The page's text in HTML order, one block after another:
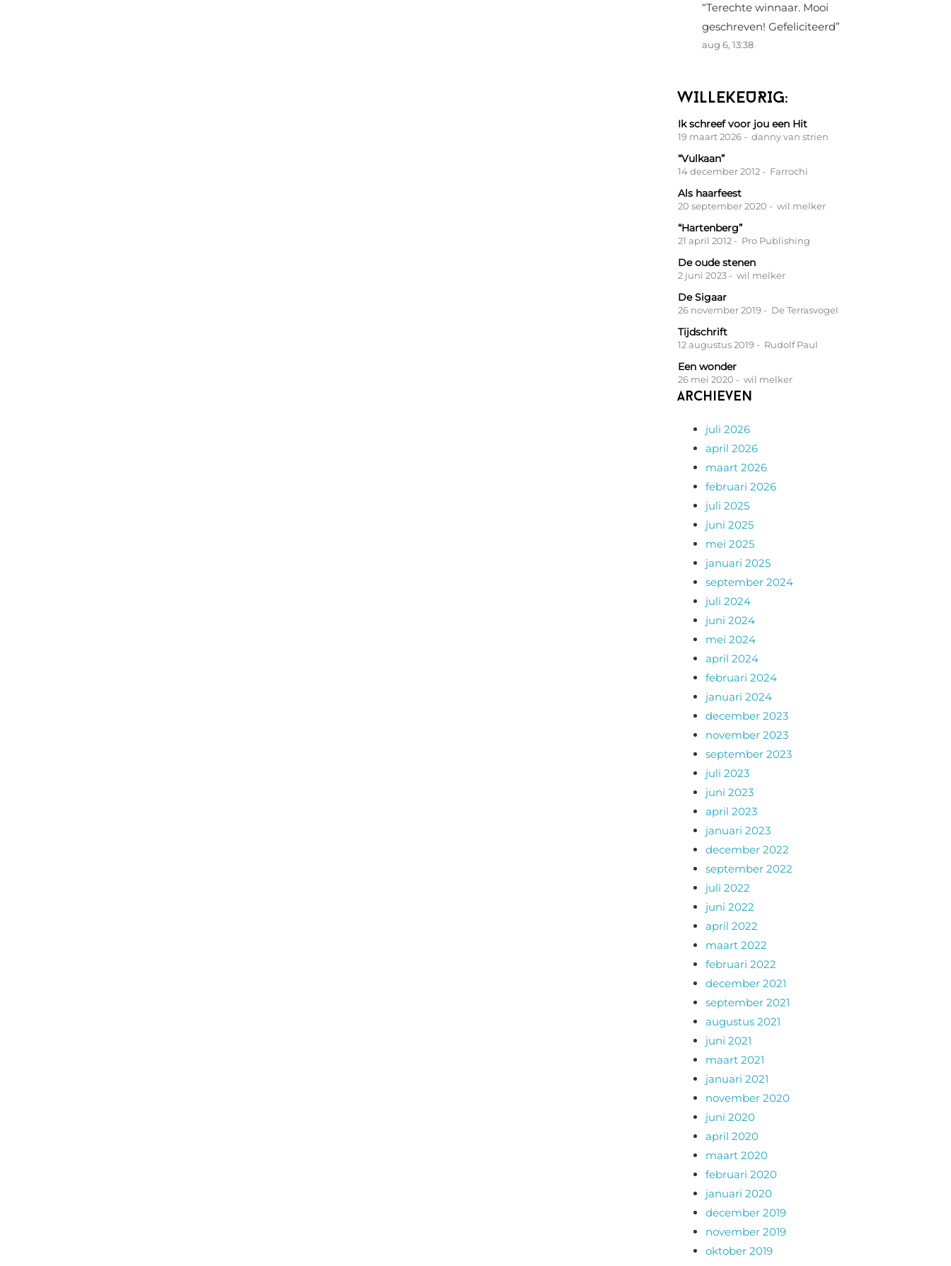
“Terechte winnaar. Mooi
geschreven! Gefeliciteerd”
aug 6, 13:38
WILLEKEURIG:
Ik schreef voor jou een Hit
19 maart 2026 - danny van strien
“Vulkaan”
14 december 2012 - Farrochi
Als haarfeest
20 september 2020 - wil melker
“Hartenberg”
21 april 2012 - Pro Publishing
De oude stenen
2 juni 2023 - wil melker
De Sigaar
26 november 2019 - De Terrasvogel
Tijdschrift
12 augustus 2019 - Rudolf Paul
Een wonder
26 mei 2020 - wil melker
Archieven
juli 2026
april 2026
maart 2026
februari 2026
juli 2025
juni 2025
mei 2025
januari 2025
september 2024
juli 2024
juni 2024
mei 2024
april 2024
februari 2024
januari 2024
december 2023
november 2023
september 2023
juli 2023
juni 2023
april 2023
januari 2023
december 2022
september 2022
juli 2022
juni 2022
april 2022
maart 2022
februari 2022
december 2021
september 2021
augustus 2021
juni 2021
maart 2021
januari 2021
november 2020
juni 2020
april 2020
maart 2020
februari 2020
januari 2020
december 2019
november 2019
oktober 2019